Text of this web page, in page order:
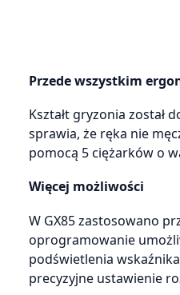
Przede wszystkim
Kształt gryzonia został
sprawia, że ręka nie
pomocą 5 ciężarków o
Więcej możliwości
W GX85 zastosowano
oprogramowanie
podświetlenia
precyzyjne ustawienie